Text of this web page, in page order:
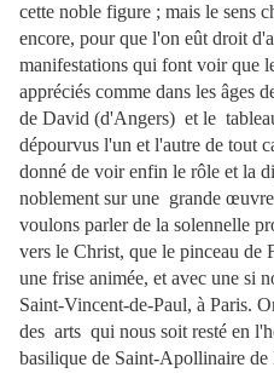
cette noble figure ; mais le sens
encore, pour que l'on eût droit
manifestations qui font voir que
appréciés comme dans les âges
de David (d'Angers) et le
dépourvus l'un et l'autre de tout
donné de voir enfin le rôle et la
noblement sur une grande
voulons parler de la solennelle
vers le Christ, que le pinceau de
une frise animée, et avec une si
Saint-Vincent-de-Paul, à Paris.
des arts qui nous soit resté en
basilique de Saint-Apollinaire